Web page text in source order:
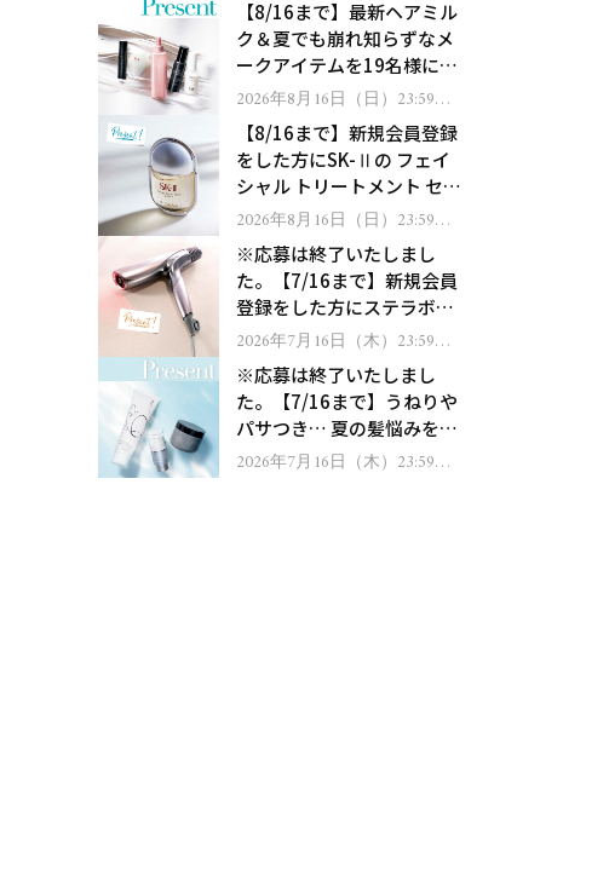
処！
【8/16まで】最新ヘアミル
ク＆夏でも崩れ知らずなメ
ークアイテムを19名様にプ
レゼント！
2026年8月16日（日）23:59ま
で【8/16まで】新規会員登録
をした方にSK-Ⅱの フェイ
シャル トリートメント セラ
ムをプレゼント！
2026年8月16日（日）23:59ま
※応募は終了いたしまし
た。【7/16まで】新規会員
登録をした方にステラボー
テのシャインリバース ヘア
ゼント！
2026年7月16日（木）23:59ま
※応募は終了いたしまし
た。【7/16まで】うねりや
パサつき… 夏の髪悩みを解
消するヘアケアアイテムを
2026年7月16日（木）23:59ま